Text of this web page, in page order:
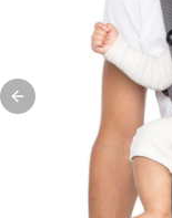
Previous slide